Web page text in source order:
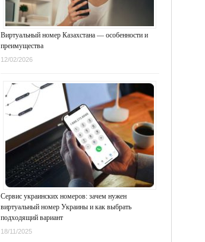
Виртуальный номер Казахстана — особенности и
преимущества
12/02/2026
Сервис украинских номеров: зачем нужен
виртуальный номер Украины и как выбрать
подходящий вариант
18/11/2025